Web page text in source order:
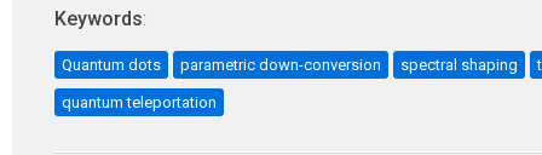
Keywords:
Quantum dots parametric down-conversion spectral shaping
quantum teleportation